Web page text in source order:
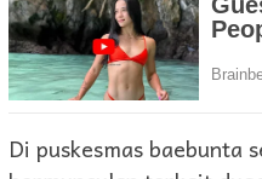
Di puskesmas baebunta